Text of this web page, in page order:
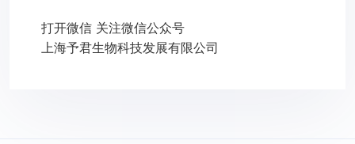
打开微信 关注微信公众号
上海予君生物科技发展有限公司